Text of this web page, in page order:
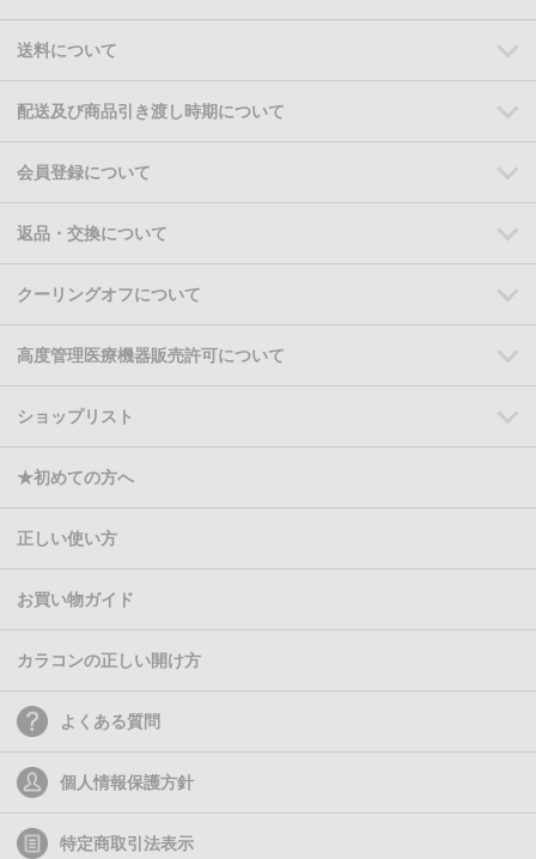
送料について
配送及び商品引き渡し時期について
会員登録について
返品・交換について
クーリングオフについて
高度管理医療機器販売許可について
ショップリスト
★初めての方へ
正しい使い方
お買い物ガイド
カラコンの正しい開け方
よくある質問
個人情報保護方針
特定商取引法表示